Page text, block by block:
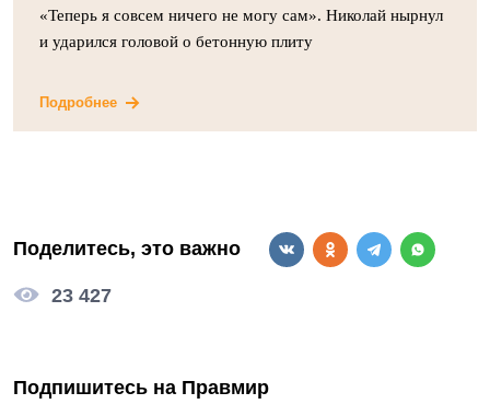
«Теперь я совсем ничего не могу сам». Николай нырнул
и ударился головой о бетонную плиту
Подробнее
Поделитесь, это важно
23 427
Подпишитесь на Правмир